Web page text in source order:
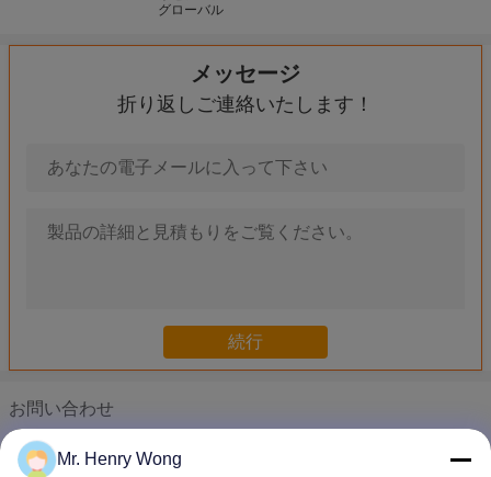
グローバル
メッセージ
折り返しご連絡いたします！
お問い合わせ
Miss.
電話 : 0086-769-81601125
光学デジタル投影検査器100Xレンズの縦の投影検査器600のMM
シャフトの部品の測定のための横の光学デジタル投影検査器機械
製粉用具のための容易な操作の光学投影検査器用具の測定機械
視覚測定システム0.0001mm決断の手動視野の測定機械を最大限
Z軸の自動焦点の視野の測定機械/システムはHD CCDのカメラに
手動視野の測定機械シリーズ/3C視野の測定機械BASIC 200
8つのセクション平行LEDライトが付いている電気第2 3Dイメー
合理化されたソフトウェアとの高性能のビデオ測定システム/
Mr. Henry Wong